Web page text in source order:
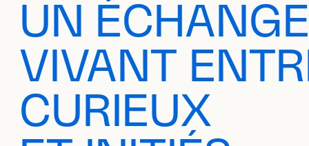
UN ÉCHANGE
VIVANT
CURIEUX